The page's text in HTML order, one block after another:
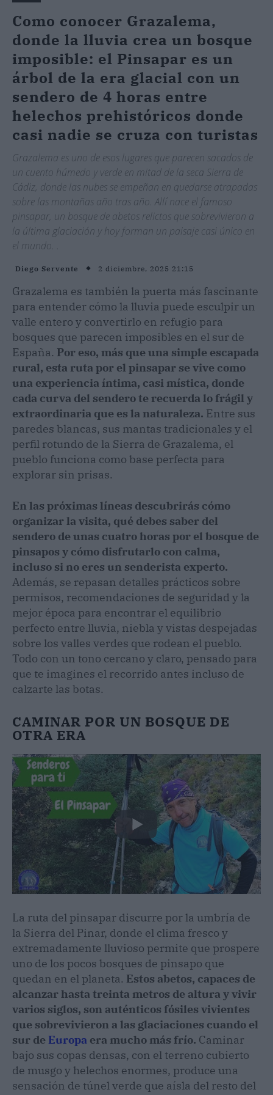
Como conocer Grazalema,
donde la lluvia crea un bosque
imposible: el Pinsapar es un
árbol de la era glacial con un
sendero de 4 horas entre
helechos prehistóricos donde
casi nadie se cruza con turistas
Grazalema es uno de esos lugares que parecen sacados de
un cuento húmedo y verde en mitad de la seca Sierra de
Cádiz, donde las nubes se empeñan en quedarse atrapadas
sobre las montañas año tras año. Allí nace el famoso
pinsapar, un bosque de abetos relictos que sobrevivieron a
la última glaciación y hoy forman un paisaje casi único en
el mundo. .
Diego Servente 2 diciembre, 2025 21:15
Grazalema es también la puerta más fascinante
para entender cómo la lluvia puede esculpir un
valle entero y convertirlo en refugio para
bosques que parecen imposibles en el sur de
España. Por eso, más que una simple escapada
rural, esta ruta por el pinsapar se vive como
una experiencia íntima, casi mística, donde
cada curva del sendero te recuerda lo frágil y
extraordinaria que es la naturaleza. Entre sus
paredes blancas, sus mantas tradicionales y el
perfil rotundo de la Sierra de Grazalema, el
pueblo funciona como base perfecta para
explorar sin prisas.
En las próximas líneas descubrirás cómo
organizar la visita, qué debes saber del
sendero de unas cuatro horas por el bosque de
pinsapos y cómo disfrutarlo con calma,
incluso si no eres un senderista experto.
Además, se repasan detalles prácticos sobre
permisos, recomendaciones de seguridad y la
mejor época para encontrar el equilibrio
perfecto entre lluvia, niebla y vistas despejadas
sobre los valles verdes que rodean el pueblo.
Todo con un tono cercano y claro, pensado para
que te imagines el recorrido antes incluso de
calzarte las botas.
CAMINAR POR UN BOSQUE DE
OTRA ERA
La ruta del pinsapar discurre por la umbría de
la Sierra del Pinar, donde el clima fresco y
extremadamente lluvioso permite que prospere
uno de los pocos bosques de pinsapo que
quedan en el planeta. Estos abetos, capaces de
alcanzar hasta treinta metros de altura y vivir
varios siglos, son auténticos fósiles vivientes
que sobrevivieron a las glaciaciones cuando el
sur de Europa era mucho más frío. Caminar
bajo sus copas densas, con el terreno cubierto
de musgo y helechos enormes, produce una
sensación de túnel verde que aísla del resto del